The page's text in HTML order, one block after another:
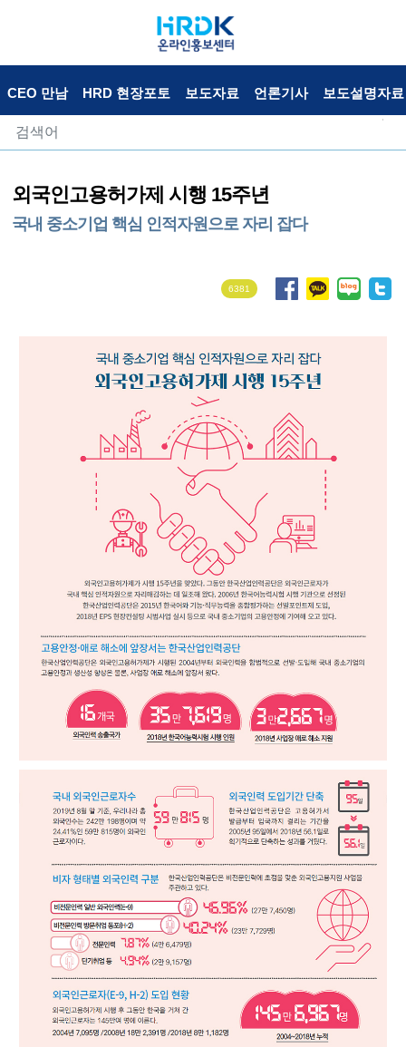
CEO 만남 HRD 현장포토 보도자료 언론기사 보도설명자료
외국인고용허가제 시행 15주년
국내 중소기업 핵심 인적자원으로 자리 잡다
6381